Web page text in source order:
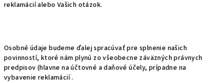
reklamácií alebo Vašich otázok.
Osobné údaje budeme ďalej spracúvať pre splnenie našich
povinností, ktoré nám plynú zo všeobecne záväzných právnych
predpisov (hlavne na účtovné a daňové účely, prípadne na
vybavenie reklamácií .